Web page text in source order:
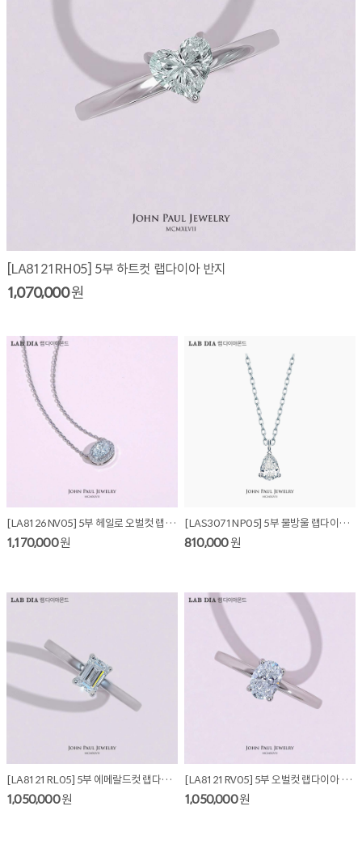
[LA8121RH05] 5부 하트컷 랩다이아 반지
1,070,000원
[LA8126NV05] 5부 헤일로 오벌컷 랩다이아 목걸이
1,170,000원
[LAS3071NP05] 5부 물방울 랩다이아몬드 목걸이
810,000 원
[LA8121RL05] 5부 에메랄드컷 랩다이아 반지
1,050,000원
[LA8121RV05] 5부 오벌컷 랩다이아 반지
1,050,000원